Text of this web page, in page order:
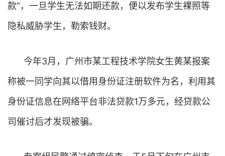
款”，一旦学生无法如期还款，便以发布学生裸照等
隐私威胁学生，勒索钱财。
今年3月，广州市某工程技术学院女生黄某报案
称被一同学向其以借用身份证注册软件为名，利用其
身份证信息在网络平台非法贷款1万多元，经贷款公
司催讨后才发现被骗。